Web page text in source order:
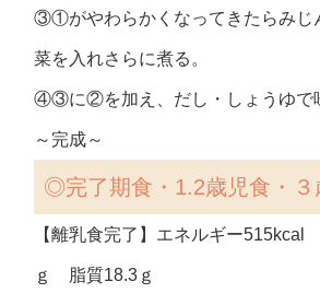
③①がやわらかくなってきたらみじ
菜を入れさらに煮る。
④③に②を加え、だし・しょうゆで
～完成～
◎完了期食・1.2歳児食・３
【離乳食完了】エネルギー
ｇ 脂質18.3ｇ